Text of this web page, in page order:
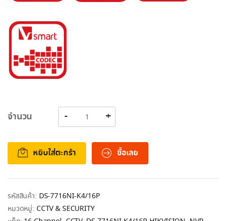
จำนวน
หยิบใส่ตะกร้า ซื้อเลย
รหัสสินค้า: DS-7716NI-K4/16P
หมวดหมู่: CCTV & SECURITY